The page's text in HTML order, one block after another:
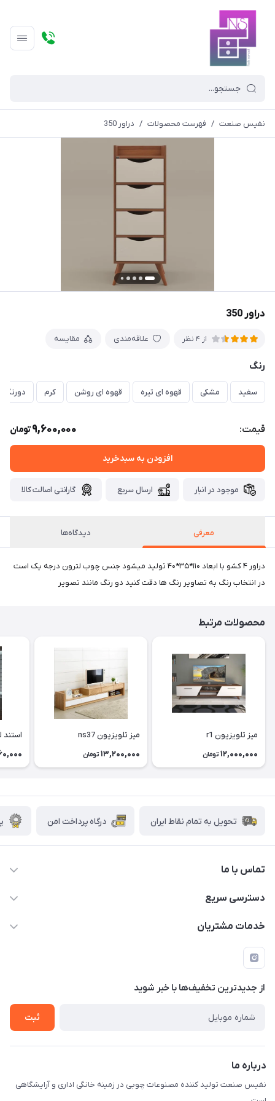
نفیس صنعت / فهرست محصولات / دراور 350
دراور 350
از 4 نظر علاقه‌مندی مقایسه
رنگ
سفید مشکی قهوه ای تیره قهوه ای روشن کرم
قیمت: 9,600,000تومان
افزودن به سبدخرید
موجود در انبار ارسال سریع گارانتی اصالت کالا
معرفی دیدگاه‌ها
دراور ۴ کشو با ابعاد ۱۱۰*۳۵*۴۰ تولید میشود جنس چوب لترون درجه یک است
در انتخاب رنگ به تصاویر رنگ ها دقت کنید دو رنگ مانند تصویر
محصولات مرتبط
میز تلویزیون r1
12,000,000 تومان
میز تلویزیون ns37
13,200,000 تومان
تحویل به تمام نقاط ایران درگاه پرداخت امن
تماس با ما
دسترسی سریع
حساب کاربری
درباره ما
تماس با ما
خدمات مشتریان
قوانین و مقررات
راهنمای خرید
از جدید‌ترین تخفیف‌ها با‌ خبر شوید
ثبت
درباره ما
نفیس صنعت تولید کننده مصنوعات چوبی در زمینه خانگی اداری و آرایشگاهی